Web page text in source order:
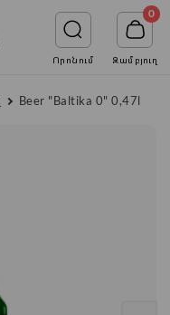
Որոնում
0
Զամբյուղ
Beer "Baltika 0" 0,47l